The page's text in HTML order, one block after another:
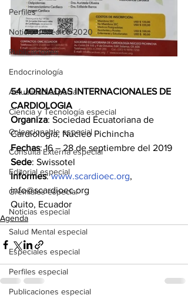
Perfiles
Noticiero Médico 2020
Publicaciones
Endocrinología
Actualidad especial
Ciencia y Tecnología especial
Coleccionable especial
Consulta Externa especial
Editorial especial
Gremiales especial
Noticias especial
Salud Mental especial
Especiales especial
Perfiles especial
Publicaciones especial
54 JORNADAS INTERNACIONALES DE
CARDIOLOGIA
Organiza: Sociedad Ecuatoriana de
Cardiología, Núcleo Pichincha
Fechas: 16 – 28 de septiembre del 2019
Sede: Swissotel
Informes: www.scardioec.org,
info@scardioec.org
Quito, Ecuador
Agenda